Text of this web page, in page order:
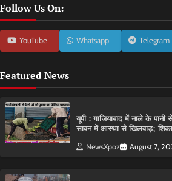
Follow Us On:
YouTube Whatsapp Telegram
Featured News
यूपी : गाजियाबाद में नाले के
सावन में आस्था से खिलवाड़;
NewsXpoz August 7,